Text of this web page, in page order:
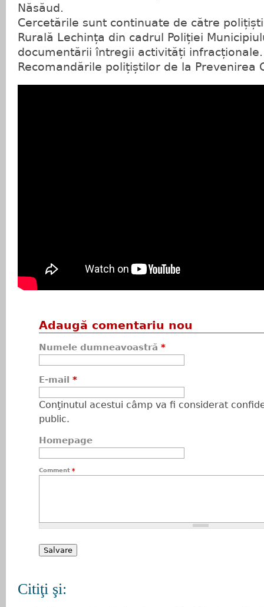
Năsăud.
Cercetările sunt continuate de către
Rurală Lechința din cadrul Poliției
documentării întregii activități infracționale.
Recomandările polițiștilor de la Prevenirea
Adaugă comentariu nou
Numele dumneavoastră *
E-mail *
Conţinutul acestui câmp va fi considerat
public.
Homepage
Comment *
Citiţi şi: